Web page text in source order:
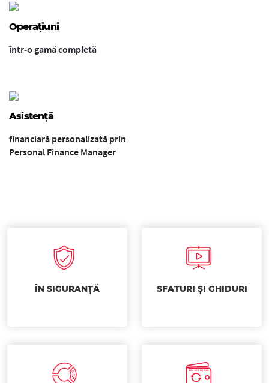
Operațiuni
într-o gamă completă
Asistență
financiară personalizată prin
Personal Finance Manager
ÎN SIGURANȚĂ SFATURI ȘI GHIDURI